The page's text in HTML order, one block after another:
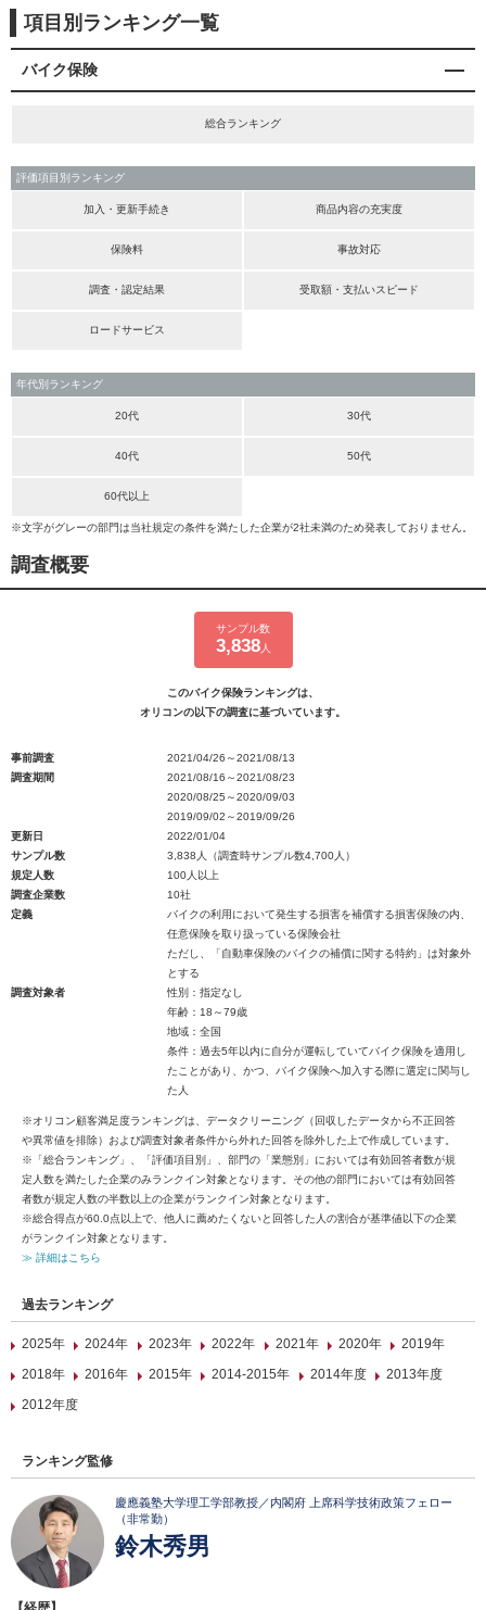
項目別ランキング一覧
バイク保険
総合ランキング
評価項目別ランキング
加入・更新手続き 商品内容の充実度
保険料 事故対応
調査・認定結果 受取額・支払いスピード
ロードサービス
年代別ランキング
20代 30代
40代 50代
60代以上
※文字がグレーの部門は当社規定の条件を満たした企業が2社未満のため発表しておりません。
調査概要
サンプル数
3,838人
このバイク保険ランキングは、
オリコンの以下の調査に基づいています。
事前調査
2021/04/26～2021/08/13
調査期間
2021/08/16～2021/08/23
2020/08/25～2020/09/03
2019/09/02～2019/09/26
更新日
2022/01/04
サンプル数
3,838人（調査時サンプル数4,700人）
規定人数
100人以上
調査企業数
10社
定義
バイクの利用において発生する損害を補償する損害保険の内、
任意保険を取り扱っている保険会社
ただし、「自動車保険のバイクの補償に関する特約」は対象外
とする
調査対象者
性別：指定なし
年齢：18～79歳
地域：全国
条件：過去5年以内に自分が運転していてバイク保険を適用し
たことがあり、かつ、バイク保険へ加入する際に選定に関与し
た人
※オリコン顧客満足度ランキングは、データクリーニング（回収したデータから不正回答
や異常値を排除）および調査対象者条件から外れた回答を除外した上で作成しています。
※「総合ランキング」、「評価項目別」、部門の「業態別」においては有効回答者数が規
定人数を満たした企業のみランクイン対象となります。その他の部門においては有効回答
者数が規定人数の半数以上の企業がランクイン対象となります。
※総合得点が60.0点以上で、他人に薦めたくないと回答した人の割合が基準値以下の企業
がランクイン対象となります。
≫ 詳細はこちら
過去ランキング
2025年 2024年 2023年 2022年 2021年 2020年
2019年
2018年
2016年 2015年 2014-2015年 2014年度
2013年度
2012年度
ランキング監修
慶應義塾大学理工学部教授／内閣府 上席科学技術政策フェロー
（非常勤）
鈴木秀男